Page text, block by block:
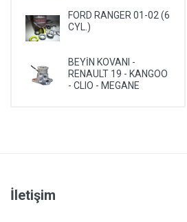
ROVER
SAAB
SATURN
SEAT
SUZUKI
FORD RANGER 01-02 (6
CYL.)
BEYİN KOVANI -
RENAULT 19 - KANGOO
- CLIO - MEGANE
İletişim